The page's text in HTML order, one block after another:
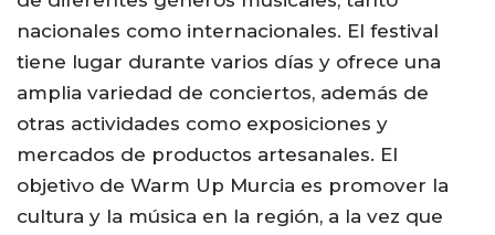
nacionales como internacionales. El festival
tiene lugar durante varios días y ofrece una
amplia variedad de conciertos, además de
otras actividades como exposiciones y
mercados de productos artesanales. El
objetivo de Warm Up Murcia es promover la
cultura y la música en la región, a la vez que